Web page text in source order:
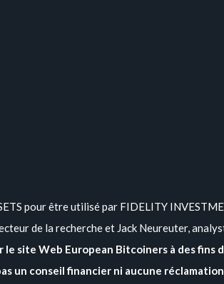
pour être utilisé par FIDELITY
de la recherche et Jack Neureuter,
le site Web European Bitcoiners à des
un conseil financier ni aucune